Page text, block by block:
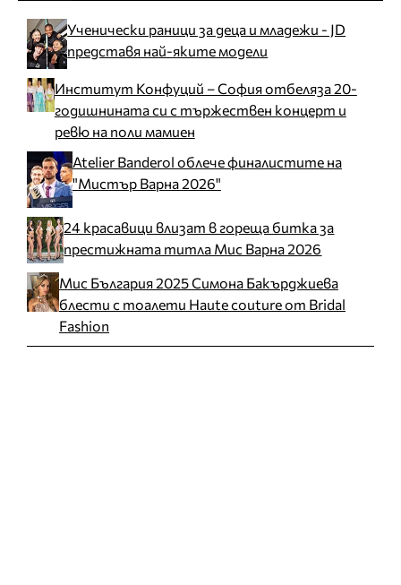
Ученически раници за деца и младежи - JD
представя най-яките модели
Институт Конфуций – София отбеляза 20-
годишнината си с тържествен концерт и
ревю на поли мамиен
Atelier Banderol облече финалистите на
"Мистър Варна 2026"
24 красавици влизат в гореща битка за
престижната титла Мис Варна 2026
Мис България 2025 Симона Бакърджиева
блести с тоалети Haute couture от Bridal
Fashion